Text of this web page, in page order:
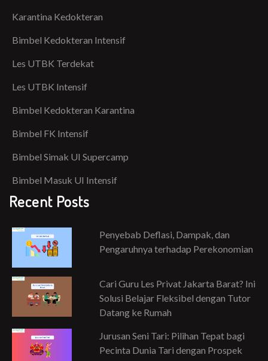
Karantina Kedokteran
Bimbel Kedokteran Intensif
Les UTBK Terdekat
Les UTBK Intensif
Bimbel Kedokteran Karantina
Bimbel FK Intensif
Bimbel Simak UI Supercamp
Bimbel Masuk UI Intensif
Recent Posts
Penyebab Deflasi, Dampak, dan
Pengaruhnya terhadap Perekonomian
Cari Guru Les Privat Jakarta Barat? Ini
Solusi Belajar Fleksibel dengan Tutor
Datang ke Rumah
Jurusan Seni Tari: Pilihan Tepat bagi
Pecinta Dunia Tari dengan Prospek